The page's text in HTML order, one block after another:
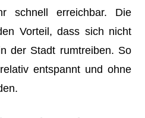
schnell erreichbar. Die
Vorteil, dass sich nicht
der Stadt rumtreiben. So
entspannt und ohne